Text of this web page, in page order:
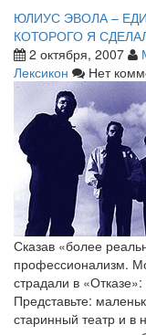
ЮЛИУС ЭВОЛА –
КОТОРОГО Я
2 октября, 2007
Лексикон
Нет
Сказав «более
профессионализм.
страдали в
Представьте:
старинный театр и в